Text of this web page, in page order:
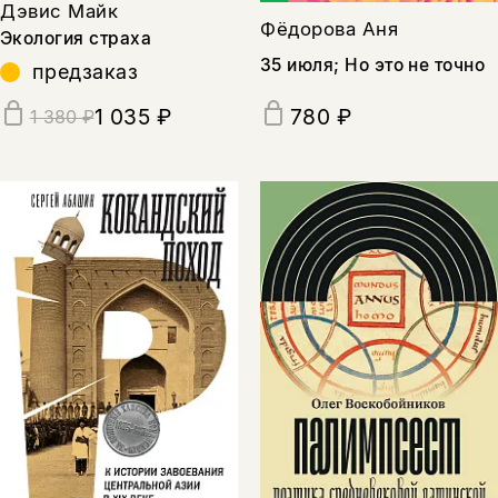
Дэвис Майк
Экология страха
предзаказ
1 380 ₽1 035 ₽
Фёдорова Аня
35 июля; Но это не точно
780 ₽